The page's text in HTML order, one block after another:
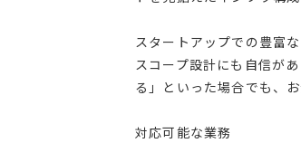
スタートアップでの豊富
スコープ設計にも自信が
る」といった場合でも、
対応可能な業務